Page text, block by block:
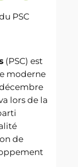
PSC
(PSC) est
moderne
lors de la
de